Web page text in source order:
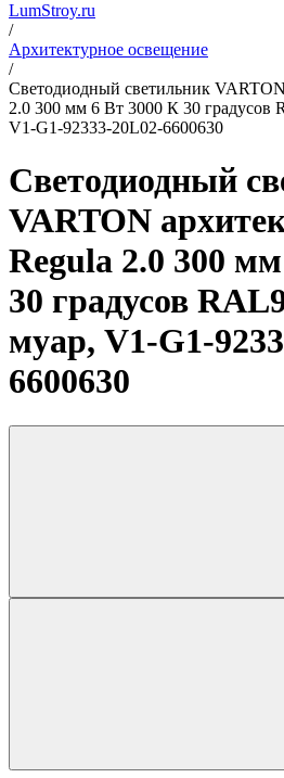
LumStroy.ru
/
Архитектурное освещение
/
Светодиодный светильник
2.0 300 мм 6 Вт 3000 К 30 градусов
V1-G1-92333-20L02-6600630
Светодиодный
VARTON
Regula 2.0 300
30 градусов
муар, V1-G1-
6600630